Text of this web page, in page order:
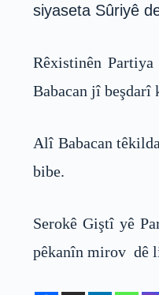
siyaseta Sûriyê
Rêxistinên
Babacan jî beşdarî
Alî Babacan
bibe.
Serokê Giştî yê
pêkanîn mirov dê